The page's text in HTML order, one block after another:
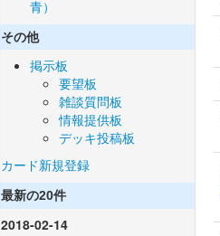
青）
その他
掲示板
要望板
雑談質問板
情報提供板
デッキ投稿板
カード新規登録
最新の20件
2018-02-14